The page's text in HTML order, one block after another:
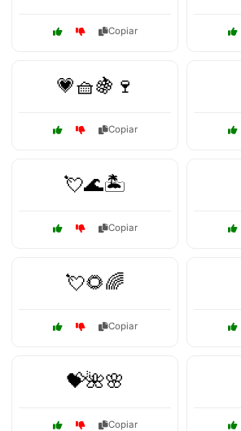
Copiar
💗🧺🍇🍷
Copiar
💘🌊🏝️
Copiar
💘🌻🌈
Copiar
💝🌺🌸
Copiar